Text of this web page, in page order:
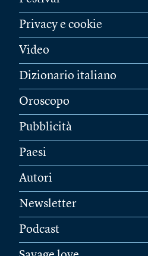
Privacy e cookie
Video
Dizionario italiano
Oroscopo
Pubblicità
Paesi
Autori
Newsletter
Podcast